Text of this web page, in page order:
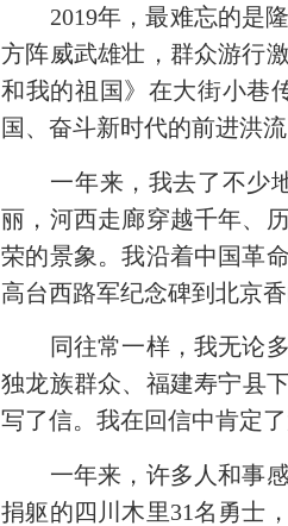
2019年，最难忘的是隆
方阵威武雄壮，群众游行
和我的祖国》在大街小巷
国、奋斗新时代的前进洪
一年来，我去了不少地
丽，河西走廊穿越千年、
荣的景象。我沿着中国革
高台西路军纪念碑到北京
同往常一样，我无论多
独龙族群众、福建寿宁县
写了信。我在回信中肯定
一年来，许多人和事感
捐躯的四川木里31名勇士